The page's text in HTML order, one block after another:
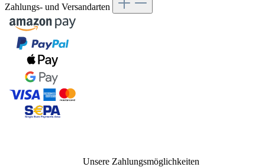
Zahlungs- und Versandarten
Unsere Zahlungsmöglichkeiten